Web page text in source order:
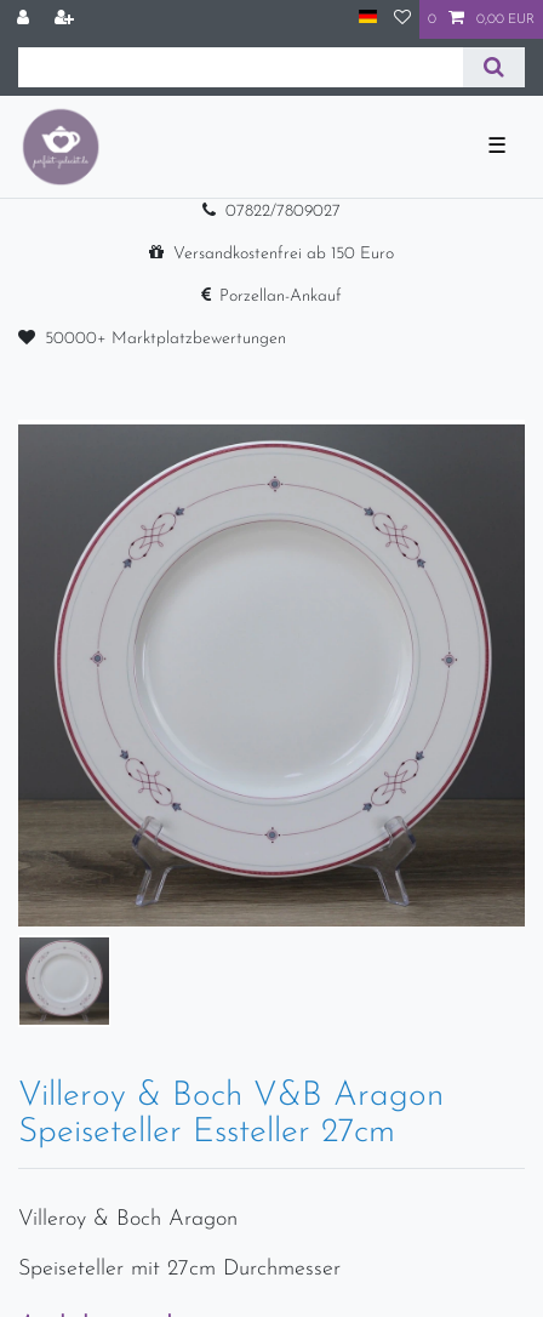
0 0,00 EUR
☰
07822/7809027
Versandkostenfrei ab 150 Euro
Porzellan-Ankauf
50000+ Marktplatzbewertungen
Villeroy & Boch V&B Aragon
Speiseteller Essteller 27cm
Villeroy & Boch Aragon
Speiseteller mit 27cm Durchmesser